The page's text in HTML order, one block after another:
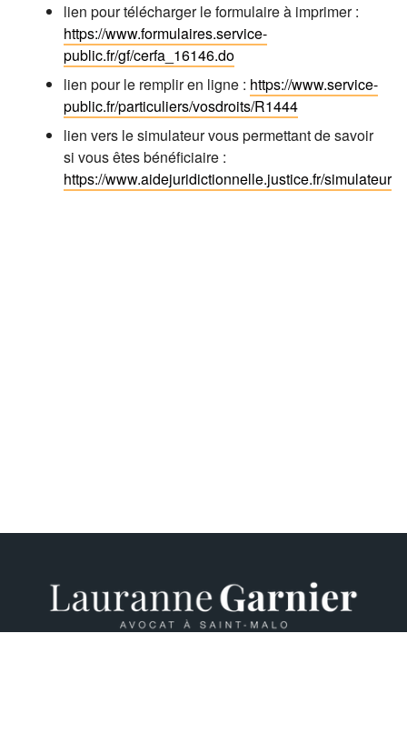
lien pour télécharger le formulaire à imprimer :
https://www.formulaires.service-
public.fr/gf/cerfa_16146.do
lien pour le remplir en ligne : https://www.service-
public.fr/particuliers/vosdroits/R1444
lien vers le simulateur vous permettant de savoir
si vous êtes bénéficiaire :
https://www.aidejuridictionnelle.justice.fr/simulateur